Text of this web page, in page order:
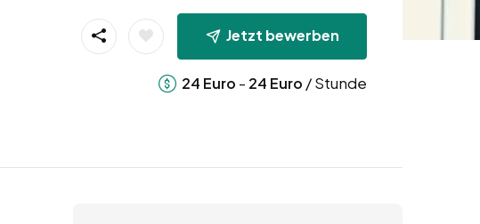
Jetzt bewerben
24 Euro - 24 Euro / Stunde